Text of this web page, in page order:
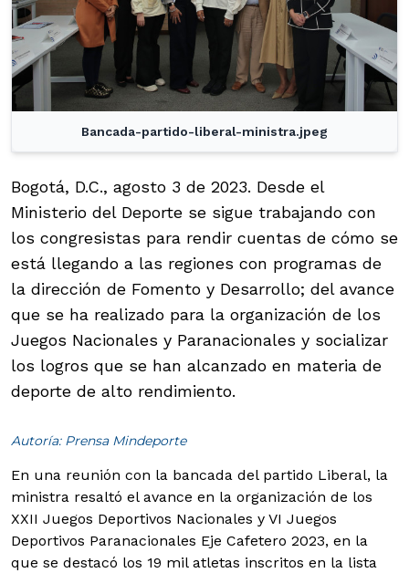
Bancada-partido-liberal-ministra.jpeg
Bogotá, D.C., agosto 3 de 2023. Desde el
Ministerio del Deporte se sigue trabajando con
los congresistas para rendir cuentas de cómo se
está llegando a las regiones con programas de
la dirección de Fomento y Desarrollo; del avance
que se ha realizado para la organización de los
Juegos Nacionales y Paranacionales y socializar
los logros que se han alcanzado en materia de
deporte de alto rendimiento.
Autoría: Prensa Mindeporte
En una reunión con la bancada del partido Liberal, la
ministra resaltó el avance en la organización de los
XXII Juegos Deportivos Nacionales y VI Juegos
Deportivos Paranacionales Eje Cafetero 2023, en la
que se destacó los 19 mil atletas inscritos en la lista